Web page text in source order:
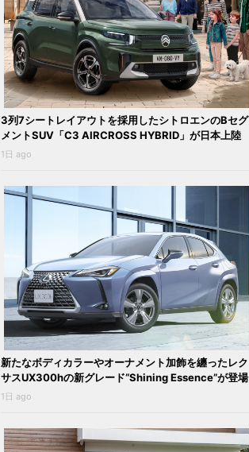
3列7シートレイアウトを採用したシトロエンのBセグ
メントSUV「C3 AIRCROSS HYBRID」が日本上陸
1日 ago
新たなボディカラーやオーナメント加飾を纏ったレク
サスUX300hの新グレード“Shining Essence”が登場
1日 ago